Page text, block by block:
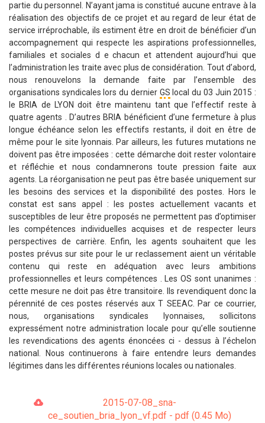
partie du personnel. N’ayant jama is constitué aucune entrave à la
réalisation des objectifs de ce projet et au regard de leur état de
service irréprochable, ils estiment être en droit de bénéficier d’un
accompagnement qui respecte les aspirations professionnelles,
familiales et sociales d e chacun et attendent aujourd’hui que
l’administration les traite avec plus de considération. Tout d’abord,
nous renouvelons la demande faite par l’ensemble des
organisations syndicales lors du dernier GS local du 03 Juin 2015 :
le BRIA de LYON doit être maintenu tant que l’effectif reste à
quatre agents . D’autres BRIA bénéficient d’une fermeture à plus
longue échéance selon les effectifs restants, il doit en être de
même pour le site lyonnais. Par ailleurs, les futures mutations ne
doivent pas être imposées : cette démarche doit rester volontaire
et réfléchie et nous condamnerons toute pression faite aux
agents. La réorganisation ne peut pas être basée uniquement sur
les besoins des services et la disponibilité des postes. Hors le
constat est sans appel : les postes actuellement vacants et
susceptibles de leur être proposés ne permettent pas d’optimiser
les compétences individuelles acquises et de respecter leurs
perspectives de carrière. Enfin, les agents souhaitent que les
postes prévus sur site pour le ur reclassement aient un véritable
contenu qui reste en adéquation avec leurs ambitions
professionnelles et leurs compétences . Les OS sont unanimes :
cette mesure ne doit pas être transitoire. Ils revendiquent donc la
pérennité de ces postes réservés aux T SEEAC. Par ce courrier,
nous, organisations syndicales lyonnaises, sollicitons
expressément notre administration locale pour qu’elle soutienne
les revendications des agents énoncées ci - dessus à l’échelon
national. Nous continuerons à faire entendre leurs demandes
légitimes dans les différentes réunions locales ou nationales.
2015-07-08_sna-
ce_soutien_bria_lyon_vf.pdf - pdf (0.45 Mo)